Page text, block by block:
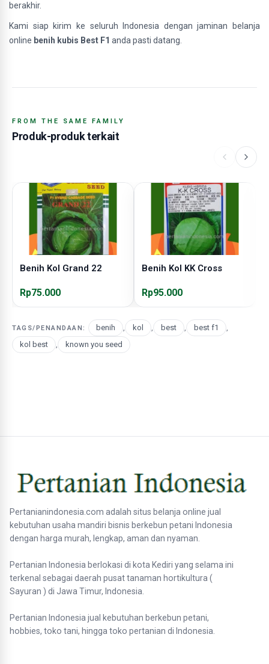
berakhir.
Kami siap kirim ke seluruh Indonesia dengan jaminan belanja
online benih kubis Best F1 anda pasti datang.
FROM THE SAME FAMILY
Produk-produk terkait
Benih Kol Grand 22
Rp75.000
Benih Kol KK Cross
Rp95.000
TAGS/PENANDAAN: benih , kol , best , best f1
,
kol best
, known you seed
Pertanianindonesia.com adalah situs belanja online jual
kebutuhan usaha mandiri bisnis berkebun petani Indonesia
dengan harga murah, lengkap, aman dan nyaman.
Pertanian Indonesia berlokasi di kota Kediri yang selama ini
terkenal sebagai daerah pusat tanaman hortikultura (
Sayuran ) di Jawa Timur, Indonesia.
Pertanian Indonesia jual kebutuhan berkebun petani,
hobbies, toko tani, hingga toko pertanian di Indonesia.